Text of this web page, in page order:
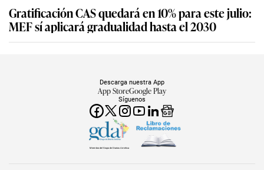
Gratificación CAS quedará en 10% para este julio:
MEF sí aplicará gradualidad hasta el 2030
Síguenos
Descarga nuestra App
App StoreGoogle Play
Miembro del Grupo de Diarios América